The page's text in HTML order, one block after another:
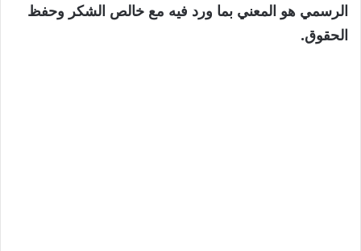
الرسمي هو المعني بما ورد فيه مع خالص الشكر وحفظ
الحقوق.